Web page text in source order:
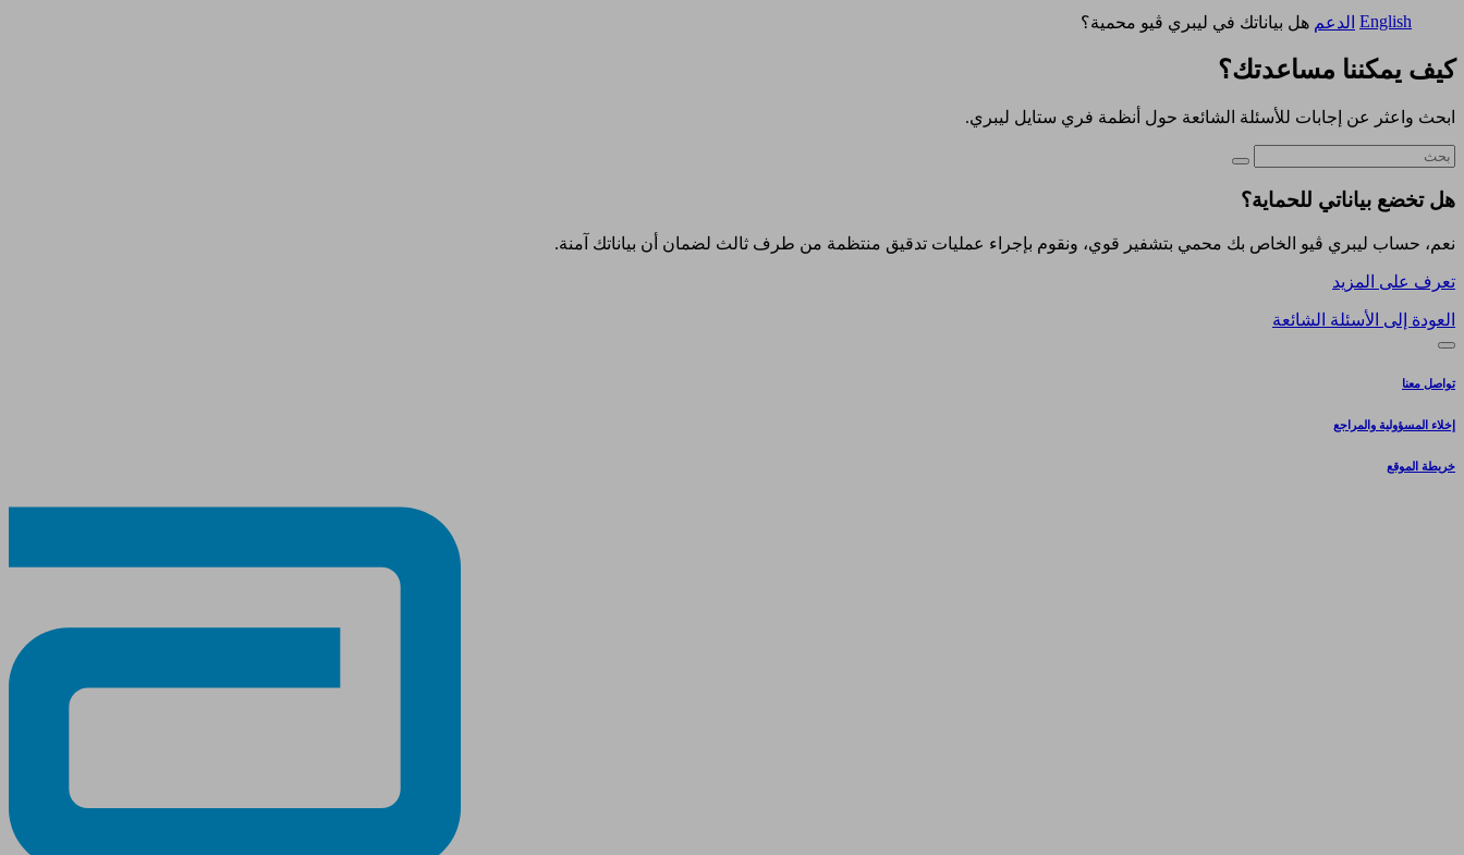
English الدعم هل بياناتك في ليبري ڤيو محمية؟
كيف يمكننا مساعدتك؟
ابحث واعثر عن إجابات للأسئلة الشائعة حول أنظمة فري ستايل ليبري.
هل تخضع بياناتي للحماية؟
نعم، حساب ليبري ڤيو الخاص بك محمي بتشفير قوي، ونقوم بإجراء عمليات تدقيق منتظمة من طرف ثالث لضمان أن بياناتك آمنة.
تعرف على المزيد
العودة إلى الأسئلة الشائعة
تواصل معنا
إخلاء المسؤولية والمراجع
خريطة الموقع